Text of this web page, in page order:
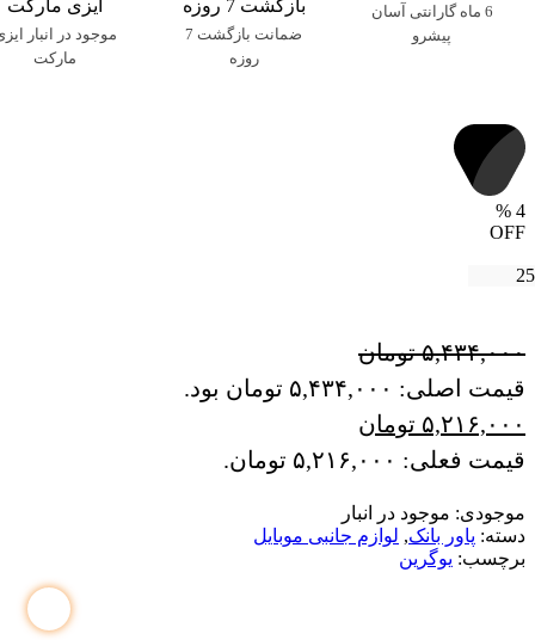
6 ماه گارانتی آسان
پیشرو
ضمانت بازگشت 7
روزه
موجود در انبار
مارکت
4
%
OFF
۵,۴۳۴,۰۰۰ تومان
قیمت اصلی: ۵,۴۳۴,۰۰۰ تومان بود.
۵,۲۱۶,۰۰۰ تومان
قیمت فعلی: ۵,۲۱۶,۰۰۰ تومان.
موجودی: موجود در انبار
دسته: پاور بانک, لوازم جانبی موبایل
برچسب: یوگرین